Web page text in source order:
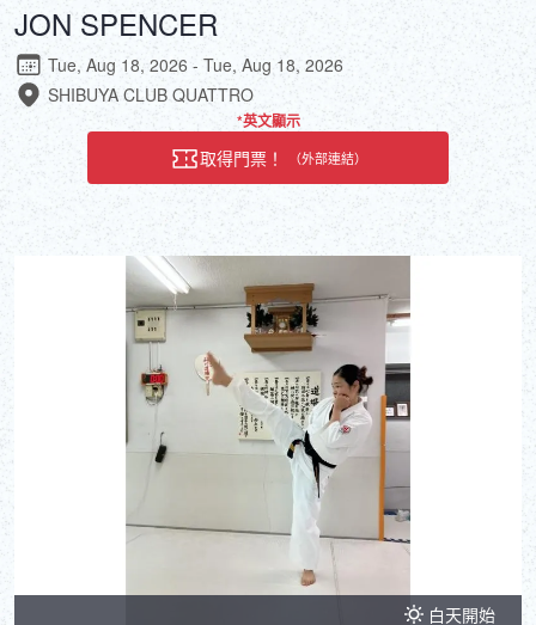
JON SPENCER
Tue, Aug 18, 2026 - Tue, Aug 18, 2026
SHIBUYA CLUB QUATTRO
*英文顯示
取得門票！ （外部連結）
白天開始